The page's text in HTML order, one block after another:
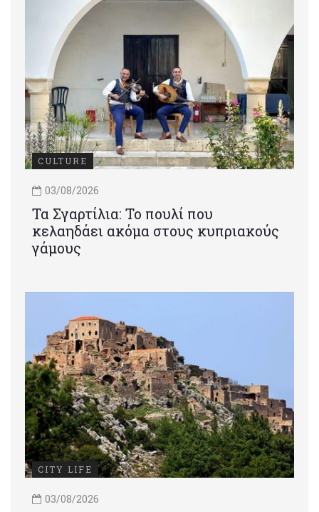
CULTURE
03/08/2026
Τα Σγαρτίλια: Το πουλί που
κελαηδάει ακόμα στους κυπριακούς
γάμους
CITY LIFE
03/08/2026